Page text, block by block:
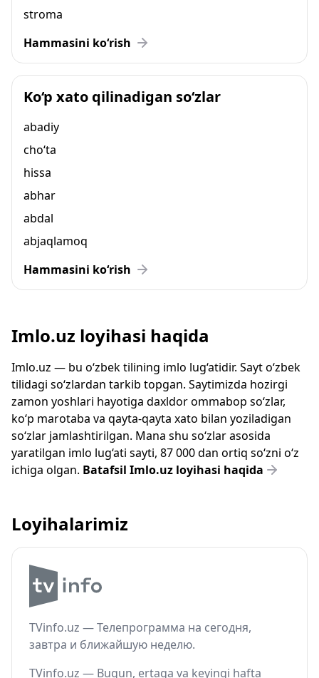
stroma
Hammasini ko‘rish
Ko‘p xato qilinadigan so‘zlar
abadiy
cho‘ta
hissa
abhar
abdal
abjaqlamoq
Hammasini ko‘rish
Imlo.uz loyihasi haqida
Imlo.uz — bu o‘zbek tilining imlo lug‘atidir. Sayt o‘zbek
tilidagi so‘zlardan tarkib topgan. Saytimizda hozirgi
zamon yoshlari hayotiga daxldor ommabop so‘zlar,
ko‘p marotaba va qayta-qayta xato bilan yoziladigan
so‘zlar jamlashtirilgan. Mana shu so‘zlar asosida
yaratilgan imlo lug‘ati sayti, 87 000 dan ortiq so‘zni o‘z
ichiga olgan. Batafsil Imlo.uz loyihasi haqida
Loyihalarimiz
TVinfo.uz — Телепрограмма на сегодня,
завтра и ближайшую неделю.
TVinfo.uz — Bugun, ertaga va keyingi hafta